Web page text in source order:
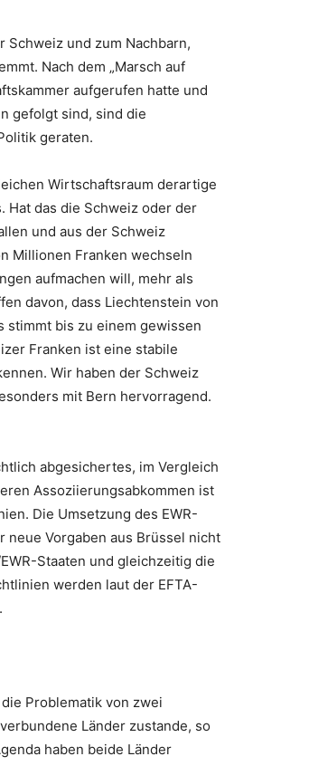
und zum Nachbarn,
Nach dem „Marsch auf
aufgerufen hatte und
gefolgt sind, sind die
geraten.
Wirtschaftsraum derartige
Hat das die Schweiz oder der
und aus der Schweiz
Millionen Franken wechseln
aufmachen will, mehr als
davon, dass Liechtenstein von
stimmt bis zu einem gewissen
Franken ist eine stabile
Wir haben der Schweiz
mit Bern hervorragend.
abgesichertes, im Vergleich
Assoziierungsabkommen ist
Die Umsetzung des EWR-
Vorgaben aus Brüssel nicht
Staaten und gleichzeitig die
werden laut der EFTA-
Problematik von zwei
Länder zustande, so
haben beide Länder